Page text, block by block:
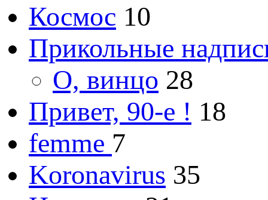
Космос 10
Прикольные
О, винцо 28
Привет, 90-е ! 18
femme 7
Koronavirus 35